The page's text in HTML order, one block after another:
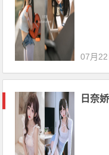
07月22
日奈